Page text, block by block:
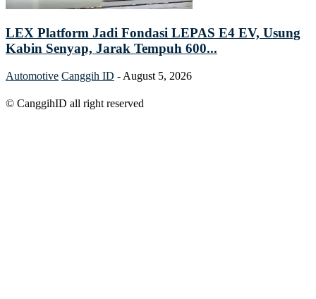
LEX Platform Jadi Fondasi LEPAS E4 EV, Usung
Kabin Senyap, Jarak Tempuh 600...
Automotive Canggih ID - August 5, 2026
© CanggihID all right reserved